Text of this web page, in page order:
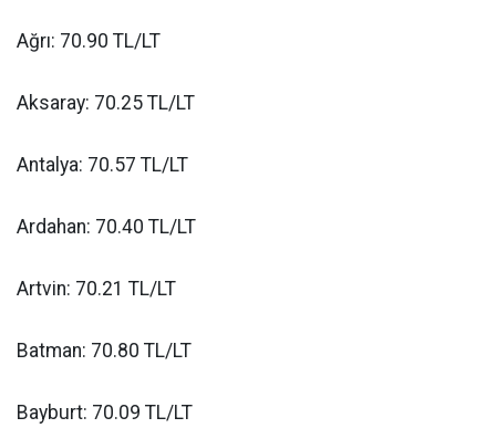
Ağrı: 70.90 TL/LT
Aksaray: 70.25 TL/LT
Antalya: 70.57 TL/LT
Ardahan: 70.40 TL/LT
Artvin: 70.21 TL/LT
Batman: 70.80 TL/LT
Bayburt: 70.09 TL/LT